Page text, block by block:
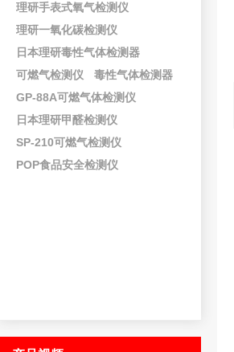
理研手表式氧气检测仪
理研一氧化碳检测仪
日本理研毒性气体检测器
可燃气检测仪
毒性气体检测器
GP-88A可燃气体检测仪
日本理研甲醛检测仪
SP-210可燃气检测仪
POP食品安全检测仪